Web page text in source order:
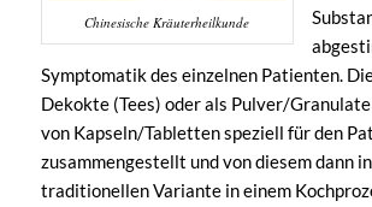
Chinesische Kräuterheilkunde
Symptomatik des einzelnen Patienten.
Dekokte (Tees) oder als Pulver/
von Kapseln/Tabletten speziell für den
zusammengestellt und von diesem dann
traditionellen Variante in einem